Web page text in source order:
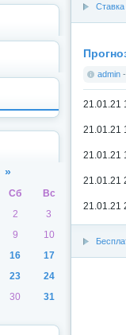
Ставка
admin -
21.01.21
21.01.21
21.01.21
21.01.21
21.01.21
»
Сб
Вс
2
3
9
10
16
17
23
24
30 31